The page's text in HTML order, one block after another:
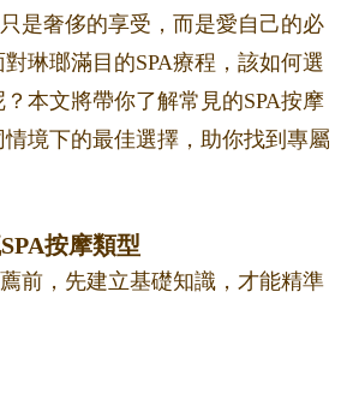
是奢侈的享受，而是愛自己的必
琳瑯滿目的SPA療程，該如何選
本文將帶你了解常見的SPA按摩
境下的最佳選擇，助你找到專屬
按摩類型
前，先建立基礎知識，才能精準